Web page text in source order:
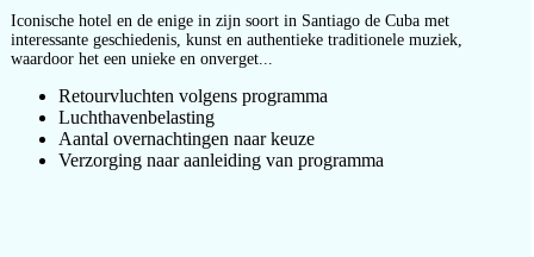
Iconische hotel en de enige in zijn soort in Santiago de Cuba met
interessante geschiedenis, kunst en authentieke traditionele muziek,
waardoor het een unieke en onverget...
Retourvluchten volgens programma
Luchthavenbelasting
Aantal overnachtingen naar keuze
Verzorging naar aanleiding van programma